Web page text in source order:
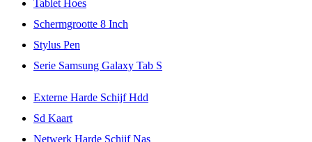
Tablet Hoes
Schermgrootte 8 Inch
Stylus Pen
Serie Samsung Galaxy Tab S
Externe Harde Schijf Hdd
Sd Kaart
Netwerk Harde Schijf Nas